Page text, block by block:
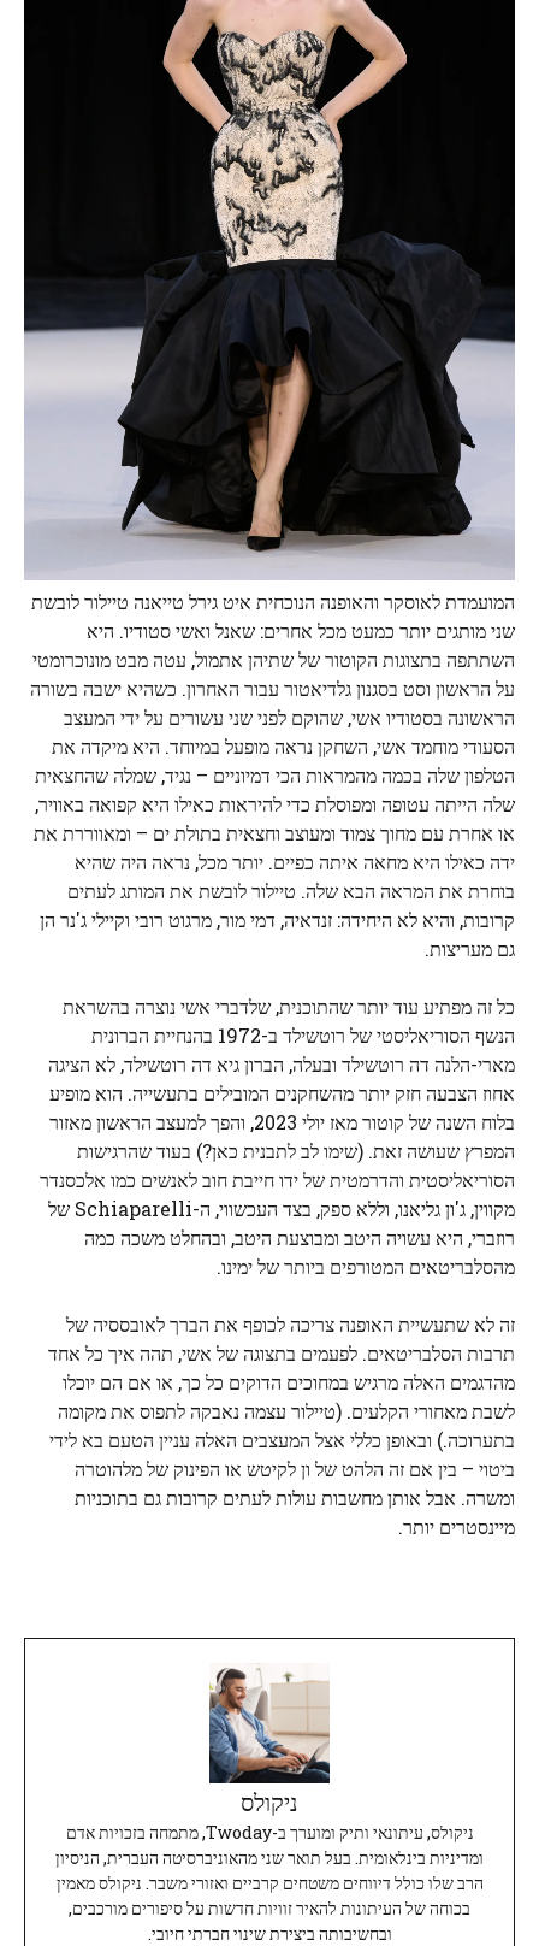
המועמדת לאוסקר והאופנה הנוכחית איט גירל טייאנה טיילור לובשת
שני מותגים יותר כמעט מכל אחרים: שאנל ואשי סטודיו. היא
השתתפה בתצוגות הקוטור של שתיהן אתמול, עטה מבט מונוכרומטי
על הראשון וסט בסגנון גלדיאטור עבור האחרון. כשהיא ישבה בשורה
הראשונה בסטודיו אשי, שהוקם לפני שני עשורים על ידי המעצב
הסעודי מוחמד אשי, השחקן נראה מופעל במיוחד. היא מיקדה את
הטלפון שלה בכמה מהמראות הכי דמיוניים – נגיד, שמלה שהחצאית
שלה הייתה עטופה ומפוסלת כדי להיראות כאילו היא קפואה באוויר,
או אחרת עם מחוך צמוד ומעוצב וחצאית בתולת ים – ומאווררת את
ידה כאילו היא מחאה איתה כפיים. יותר מכל, נראה היה שהיא
בוחרת את המראה הבא שלה. טיילור לובשת את המותג לעתים
קרובות, והיא לא היחידה: זנדאיה, דמי מור, מרגוט רובי וקיילי ג'נר הן
גם מעריצות.
כל זה מפתיע עוד יותר שהתוכנית, שלדברי אשי נוצרה בהשראת
הנשף הסוריאליסטי של רוטשילד ב-1972 בהנחיית הברונית
מארי-הלנה דה רוטשילד ובעלה, הברון גיא דה רוטשילד, לא הציגה
אחוז הצבעה חזק יותר מהשחקנים המובילים בתעשייה. הוא מופיע
בלוח השנה של קוטור מאז יולי 2023, והפך למעצב הראשון מאזור
המפרץ שעושה זאת. (שימו לב לתבנית כאן?) בעוד שהרגישות
הסוריאליסטית והדרמטית של ידו חייבת חוב לאנשים כמו אלכסנדר
מקווין, ג'ון גליאנו, וללא ספק, בצד העכשווי, ה-Schiaparelli של
רוזברי, היא עשויה היטב ומבוצעת היטב, ובהחלט משכה כמה
מהסלבריטאים המטורפים ביותר של ימינו.
זה לא שתעשיית האופנה צריכה לכופף את הברך לאובססיה של
תרבות הסלבריטאים. לפעמים בתצוגה של אשי, תהה איך כל אחד
מהדגמים האלה מרגיש במחוכים הדוקים כל כך, או אם הם יוכלו
לשבת מאחורי הקלעים. (טיילור עצמה נאבקה לתפוס את מקומה
בתערוכה.) ובאופן כללי אצל המעצבים האלה עניין הטעם בא לידי
ביטוי – בין אם זה הלהט של ון לקיטש או הפינוק של מלהוטרה
ומשרה. אבל אותן מחשבות עולות לעתים קרובות גם בתוכניות
מיינסטרים יותר.
ניקולס
ניקולס, עיתונאי ותיק ומוערך ב-Twoday, מתמחה בזכויות אדם
ומדיניות בינלאומית. בעל תואר שני מהאוניברסיטה העברית, הניסיון
הרב שלו כולל דיווחים משטחים קרביים ואזורי משבר. ניקולס מאמין
בכוחה של העיתונות להאיר זוויות חדשות על סיפורים מורכבים,
ובחשיבותה ביצירת שינוי חברתי חיובי.